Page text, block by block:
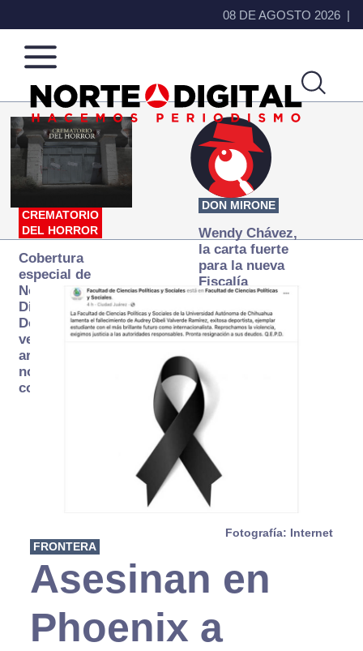
08 DE AGOSTO 2026
Norte
de
Ciudad
Más
que
noticias,
hacemos periodismo
CREMATORIO
DEL HORROR
Cobertura
especial de
Norte
Digital:
Donde la
verdad
arde… pero
no se
consume
DON MIRONE
Wendy Chávez,
la carta fuerte
para la nueva
Fiscalía
autónoma
Fotografía: Internet
FRONTERA
Asesinan en
Phoenix a